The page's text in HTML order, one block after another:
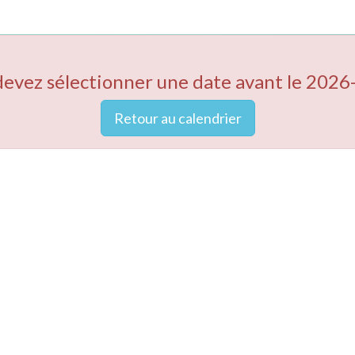
sélectionner une date avant le
Retour au calendrier